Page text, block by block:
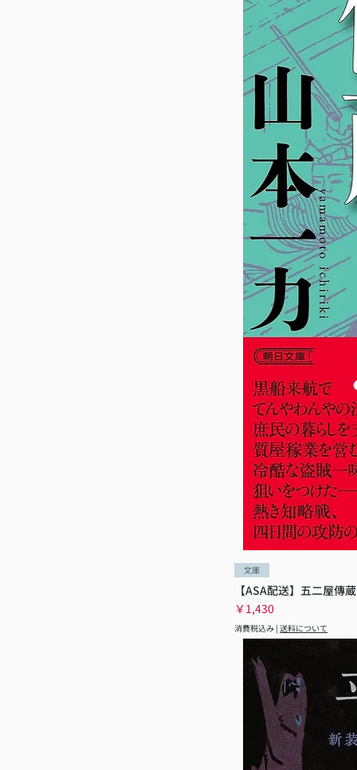
文庫
【ASA配送】五二屋傳
価格
￥1,430
消費税込み |送料について